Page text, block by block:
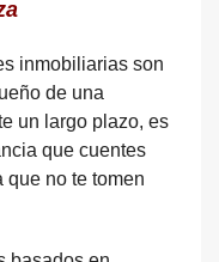
inmobiliarias son
de una
un largo plazo, es
que cuentes
que no te tomen